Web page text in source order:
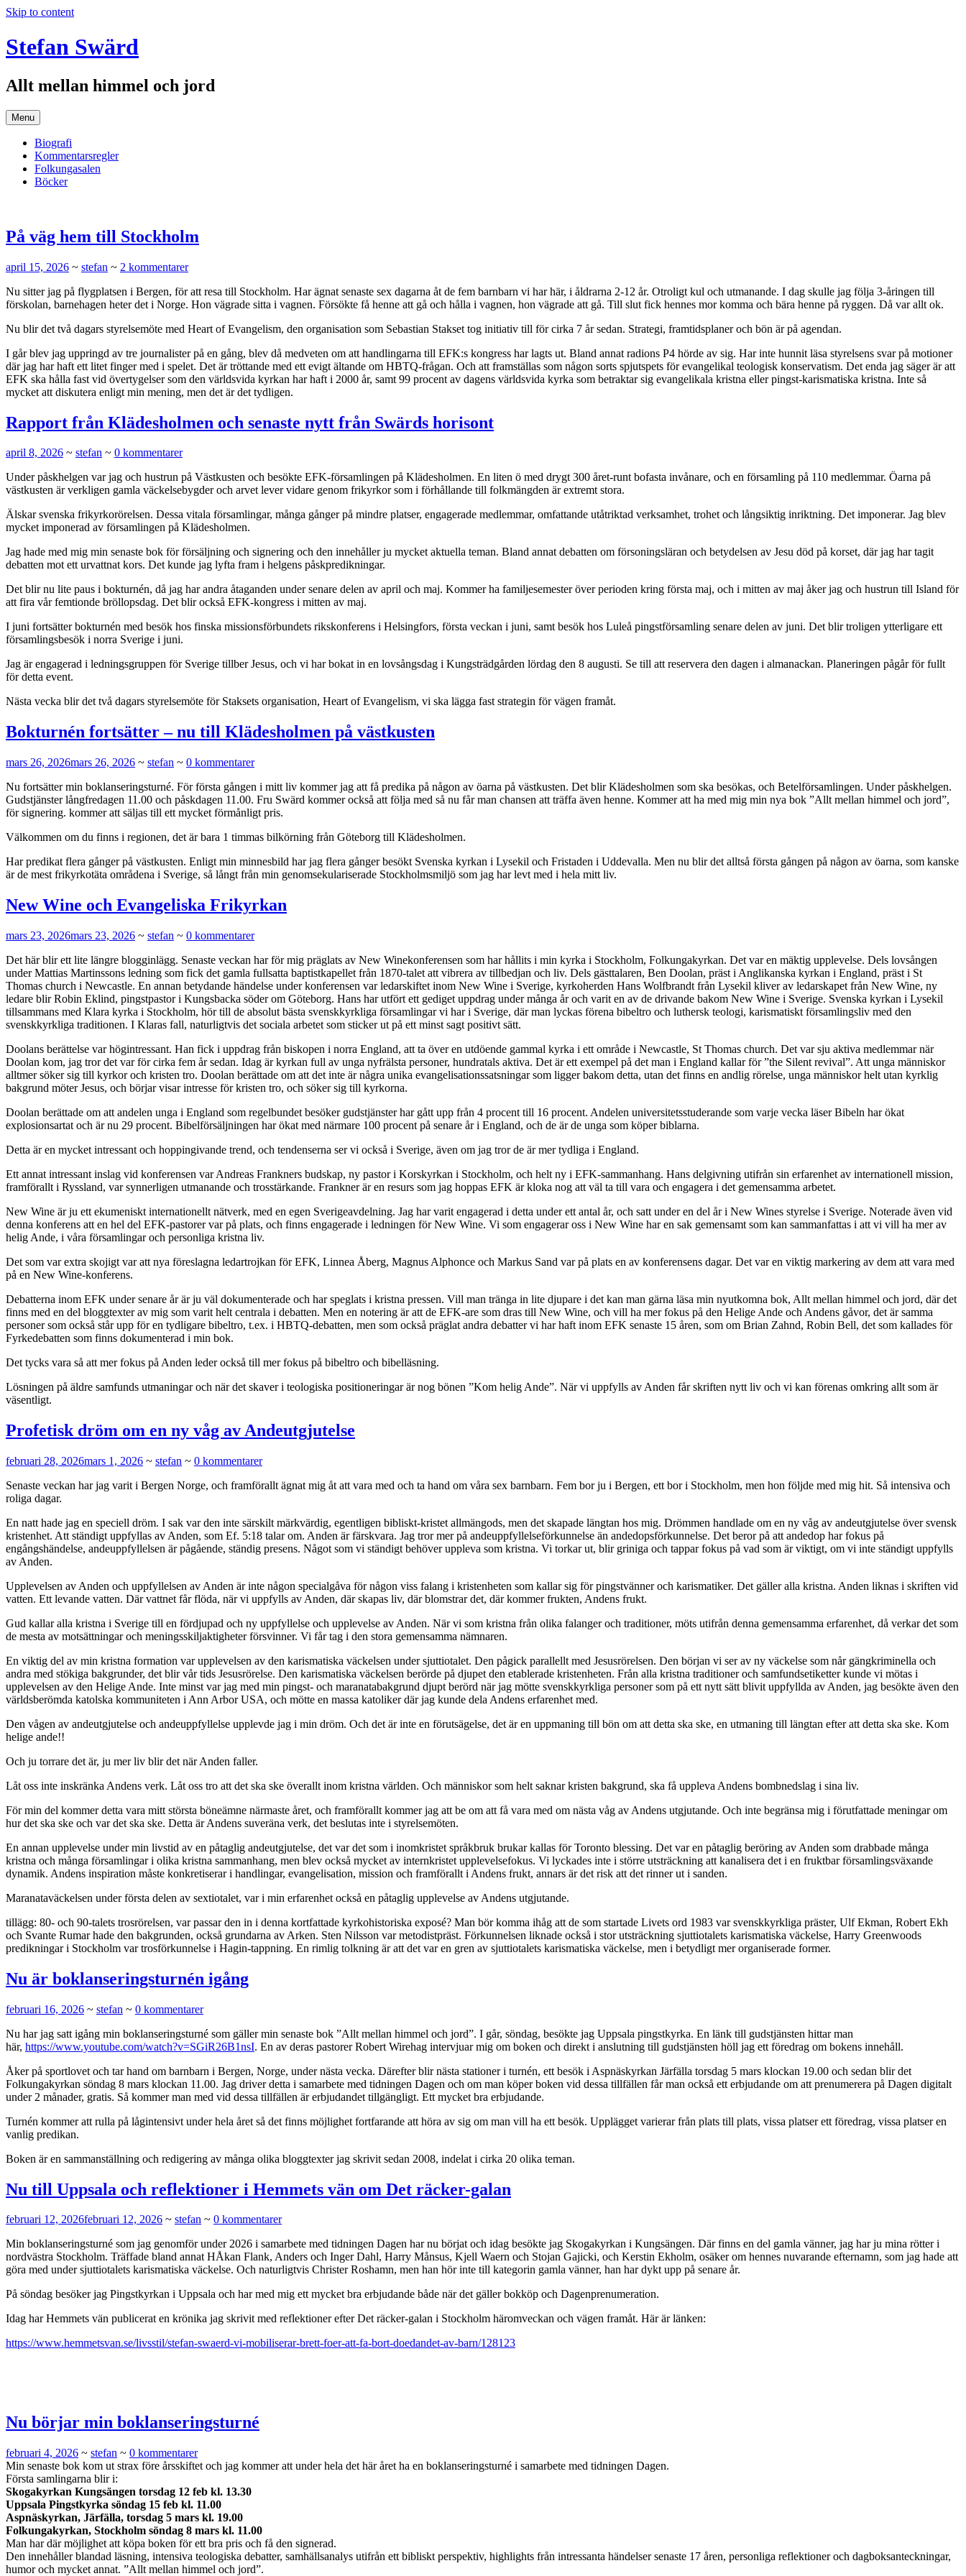
Skip to content
Stefan Swärd
Allt mellan himmel och jord
Menu
Biografi
Kommentarsregler
Folkungasalen
Böcker
På väg hem till Stockholm
april 15, 2026 ~ stefan ~ 2 kommentarer
Nu sitter jag på flygplatsen i Bergen, för att resa till Stockholm. Har ägnat senaste sex dagarna åt de fem barnbarn vi har här, i åldrarna 2-12 år. Otroligt kul och utmanande. I dag skulle jag följa 3-åringen till
förskolan, barnehagen heter det i Norge. Hon vägrade sitta i vagnen. Försökte få henne att gå och hålla i vagnen, hon vägrade att gå. Till slut fick hennes mor komma och bära henne på ryggen. Då var allt ok.
Nu blir det två dagars styrelsemöte med Heart of Evangelism, den organisation som Sebastian Stakset tog initiativ till för cirka 7 år sedan. Strategi, framtidsplaner och bön är på agendan.
I går blev jag uppringd av tre journalister på en gång, blev då medveten om att handlingarna till EFK:s kongress har lagts ut. Bland annat radions P4 hörde av sig. Har inte hunnit läsa styrelsens svar på motioner
där jag har haft ett litet finger med i spelet. Det är tröttande med ett evigt ältande om HBTQ-frågan. Och att framställas som någon sorts spjutspets för evangelikal teologisk konservatism. Det enda jag säger är att
EFK ska hålla fast vid övertygelser som den världsvida kyrkan har haft i 2000 år, samt 99 procent av dagens världsvida kyrka som betraktar sig evangelikala kristna eller pingst-karismatiska kristna. Inte så
mycket att diskutera enligt min mening, men det är det tydligen.
Rapport från Klädesholmen och senaste nytt från Swärds horisont
april 8, 2026 ~ stefan ~ 0 kommentarer
Under påskhelgen var jag och hustrun på Västkusten och besökte EFK-församlingen på Klädesholmen. En liten ö med drygt 300 året-runt bofasta invånare, och en församling på 110 medlemmar. Öarna på
västkusten är verkligen gamla väckelsebygder och arvet lever vidare genom frikyrkor som i förhållande till folkmängden är extremt stora.
Älskar svenska frikyrkorörelsen. Dessa vitala församlingar, många gånger på mindre platser, engagerade medlemmar, omfattande utåtriktad verksamhet, trohet och långsiktig inriktning. Det imponerar. Jag blev
mycket imponerad av församlingen på Klädesholmen.
Jag hade med mig min senaste bok för försäljning och signering och den innehåller ju mycket aktuella teman. Bland annat debatten om försoningsläran och betydelsen av Jesu död på korset, där jag har tagit
debatten mot ett urvattnat kors. Det kunde jag lyfta fram i helgens påskpredikningar.
Det blir nu lite paus i bokturnén, då jag har andra åtaganden under senare delen av april och maj. Kommer ha familjesemester över perioden kring första maj, och i mitten av maj åker jag och hustrun till Island för
att fira vår femtionde bröllopsdag. Det blir också EFK-kongress i mitten av maj.
I juni fortsätter bokturnén med besök hos finska missionsförbundets rikskonferens i Helsingfors, första veckan i juni, samt besök hos Luleå pingstförsamling senare delen av juni. Det blir troligen ytterligare ett
församlingsbesök i norra Sverige i juni.
Jag är engagerad i ledningsgruppen för Sverige tillber Jesus, och vi har bokat in en lovsångsdag i Kungsträdgården lördag den 8 augusti. Se till att reservera den dagen i almanackan. Planeringen pågår för fullt
för detta event.
Nästa vecka blir det två dagars styrelsemöte för Staksets organisation, Heart of Evangelism, vi ska lägga fast strategin för vägen framåt.
Bokturnén fortsätter – nu till Klädesholmen på västkusten
mars 26, 2026mars 26, 2026 ~ stefan ~ 0 kommentarer
Nu fortsätter min boklanseringsturné. För första gången i mitt liv kommer jag att få predika på någon av öarna på västkusten. Det blir Klädesholmen som ska besökas, och Betelförsamlingen. Under påskhelgen.
Gudstjänster långfredagen 11.00 och påskdagen 11.00. Fru Swärd kommer också att följa med så nu får man chansen att träffa även henne. Kommer att ha med mig min nya bok ”Allt mellan himmel och jord”,
för signering. kommer att säljas till ett mycket förmånligt pris.
Välkommen om du finns i regionen, det är bara 1 timmas bilkörning från Göteborg till Klädesholmen.
Har predikat flera gånger på västkusten. Enligt min minnesbild har jag flera gånger besökt Svenska kyrkan i Lysekil och Fristaden i Uddevalla. Men nu blir det alltså första gången på någon av öarna, som kanske
är de mest frikyrkotäta områdena i Sverige, så långt från min genomsekulariserade Stockholmsmiljö som jag har levt med i hela mitt liv.
New Wine och Evangeliska Frikyrkan
mars 23, 2026mars 23, 2026 ~ stefan ~ 0 kommentarer
Det här blir ett lite längre blogginlägg. Senaste veckan har för mig präglats av New Winekonferensen som har hållits i min kyrka i Stockholm, Folkungakyrkan. Det var en mäktig upplevelse. Dels lovsången
under Mattias Martinssons ledning som fick det gamla fullsatta baptistkapellet från 1870-talet att vibrera av tillbedjan och liv. Dels gästtalaren, Ben Doolan, präst i Anglikanska kyrkan i England, präst i St
Thomas church i Newcastle. En annan betydande händelse under konferensen var ledarskiftet inom New Wine i Sverige, kyrkoherden Hans Wolfbrandt från Lysekil kliver av ledarskapet från New Wine, ny
ledare blir Robin Eklind, pingstpastor i Kungsbacka söder om Göteborg. Hans har utfört ett gediget uppdrag under många år och varit en av de drivande bakom New Wine i Sverige. Svenska kyrkan i Lysekil
tillsammans med Klara kyrka i Stockholm, hör till de absolut bästa svenskkyrkliga församlingar vi har i Sverige, där man lyckas förena bibeltro och luthersk teologi, karismatiskt församlingsliv med den
svenskkyrkliga traditionen. I Klaras fall, naturligtvis det sociala arbetet som sticker ut på ett minst sagt positivt sätt.
Doolans berättelse var högintressant. Han fick i uppdrag från biskopen i norra England, att ta över en utdöende gammal kyrka i ett område i Newcastle, St Thomas church. Det var sju aktiva medlemmar när
Doolan kom, jag tror det var för cirka fem år sedan. Idag är kyrkan full av unga nyfrälsta personer, hundratals aktiva. Det är ett exempel på det man i England kallar för ”the Silent revival”. Att unga människor
alltmer söker sig till kyrkor och kristen tro. Doolan berättade om att det inte är några unika evangelisationssatsningar som ligger bakom detta, utan det finns en andlig rörelse, unga människor helt utan kyrklig
bakgrund möter Jesus, och börjar visar intresse för kristen tro, och söker sig till kyrkorna.
Doolan berättade om att andelen unga i England som regelbundet besöker gudstjänster har gått upp från 4 procent till 16 procent. Andelen universitetsstuderande som varje vecka läser Bibeln har ökat
explosionsartat och är nu 29 procent. Bibelförsäljningen har ökat med närmare 100 procent på senare år i England, och de är de unga som köper biblarna.
Detta är en mycket intressant och hoppingivande trend, och tendenserna ser vi också i Sverige, även om jag tror de är mer tydliga i England.
Ett annat intressant inslag vid konferensen var Andreas Frankners budskap, ny pastor i Korskyrkan i Stockholm, och helt ny i EFK-sammanhang. Hans delgivning utifrån sin erfarenhet av internationell mission,
framförallt i Ryssland, var synnerligen utmanande och trosstärkande. Frankner är en resurs som jag hoppas EFK är kloka nog att väl ta till vara och engagera i det gemensamma arbetet.
New Wine är ju ett ekumeniskt internationellt nätverk, med en egen Sverigeavdelning. Jag har varit engagerad i detta under ett antal år, och satt under en del år i New Wines styrelse i Sverige. Noterade även vid
denna konferens att en hel del EFK-pastorer var på plats, och finns engagerade i ledningen för New Wine. Vi som engagerar oss i New Wine har en sak gemensamt som kan sammanfattas i att vi vill ha mer av
helig Ande, i våra församlingar och personliga kristna liv.
Det som var extra skojigt var att nya föreslagna ledartrojkan för EFK, Linnea Åberg, Magnus Alphonce och Markus Sand var på plats en av konferensens dagar. Det var en viktig markering av dem att vara med
på en New Wine-konferens.
Debatterna inom EFK under senare år är ju väl dokumenterade och har speglats i kristna pressen. Vill man tränga in lite djupare i det kan man gärna läsa min nyutkomna bok, Allt mellan himmel och jord, där det
finns med en del bloggtexter av mig som varit helt centrala i debatten. Men en notering är att de EFK-are som dras till New Wine, och vill ha mer fokus på den Helige Ande och Andens gåvor, det är samma
personer som också står upp för en tydligare bibeltro, t.ex. i HBTQ-debatten, men som också präglat andra debatter vi har haft inom EFK senaste 15 åren, som om Brian Zahnd, Robin Bell, det som kallades för
Fyrkedebatten som finns dokumenterad i min bok.
Det tycks vara så att mer fokus på Anden leder också till mer fokus på bibeltro och bibelläsning.
Lösningen på äldre samfunds utmaningar och när det skaver i teologiska positioneringar är nog bönen ”Kom helig Ande”. När vi uppfylls av Anden får skriften nytt liv och vi kan förenas omkring allt som är
väsentligt.
Profetisk dröm om en ny våg av Andeutgjutelse
februari 28, 2026mars 1, 2026 ~ stefan ~ 0 kommentarer
Senaste veckan har jag varit i Bergen Norge, och framförallt ägnat mig åt att vara med och ta hand om våra sex barnbarn. Fem bor ju i Bergen, ett bor i Stockholm, men hon följde med mig hit. Så intensiva och
roliga dagar.
En natt hade jag en speciell dröm. I sak var den inte särskilt märkvärdig, egentligen bibliskt-kristet allmängods, men det skapade längtan hos mig. Drömmen handlade om en ny våg av andeutgjutelse över svensk
kristenhet. Att ständigt uppfyllas av Anden, som Ef. 5:18 talar om. Anden är färskvara. Jag tror mer på andeuppfyllelseförkunnelse än andedopsförkunnelse. Det beror på att andedop har fokus på
engångshändelse, andeuppfyllelsen är pågående, ständig presens. Något som vi ständigt behöver uppleva som kristna. Vi torkar ut, blir griniga och tappar fokus på vad som är viktigt, om vi inte ständigt uppfylls
av Anden.
Upplevelsen av Anden och uppfyllelsen av Anden är inte någon specialgåva för någon viss falang i kristenheten som kallar sig för pingstvänner och karismatiker. Det gäller alla kristna. Anden liknas i skriften vid
vatten. Ett levande vatten. Där vattnet får flöda, när vi uppfylls av Anden, där skapas liv, där blomstrar det, där kommer frukten, Andens frukt.
Gud kallar alla kristna i Sverige till en fördjupad och ny uppfyllelse och upplevelse av Anden. När vi som kristna från olika falanger och traditioner, möts utifrån denna gemensamma erfarenhet, då verkar det som
de mesta av motsättningar och meningsskiljaktigheter försvinner. Vi får tag i den stora gemensamma nämnaren.
En viktig del av min kristna formation var upplevelsen av den karismatiska väckelsen under sjuttiotalet. Den pågick parallellt med Jesusrörelsen. Den början vi ser av ny väckelse som når gängkriminella och
andra med stökiga bakgrunder, det blir vår tids Jesusrörelse. Den karismatiska väckelsen berörde på djupet den etablerade kristenheten. Från alla kristna traditioner och samfundsetiketter kunde vi mötas i
upplevelsen av den Helige Ande. Inte minst var jag med min pingst- och maranatabakgrund djupt berörd när jag mötte svenskkyrkliga personer som på ett nytt sätt blivit uppfyllda av Anden, jag besökte även den
världsberömda katolska kommuniteten i Ann Arbor USA, och mötte en massa katoliker där jag kunde dela Andens erfarenhet med.
Den vågen av andeutgjutelse och andeuppfyllelse upplevde jag i min dröm. Och det är inte en förutsägelse, det är en uppmaning till bön om att detta ska ske, en utmaning till längtan efter att detta ska ske. Kom
helige ande!!
Och ju torrare det är, ju mer liv blir det när Anden faller.
Låt oss inte inskränka Andens verk. Låt oss tro att det ska ske överallt inom kristna världen. Och människor som helt saknar kristen bakgrund, ska få uppleva Andens bombnedslag i sina liv.
För min del kommer detta vara mitt största böneämne närmaste året, och framförallt kommer jag att be om att få vara med om nästa våg av Andens utgjutande. Och inte begränsa mig i förutfattade meningar om
hur det ska ske och var det ska ske. Detta är Andens suveräna verk, det beslutas inte i styrelsemöten.
En annan upplevelse under min livstid av en påtaglig andeutgjutelse, det var det som i inomkristet språkbruk brukar kallas för Toronto blessing. Det var en påtaglig beröring av Anden som drabbade många
kristna och många församlingar i olika kristna sammanhang, men blev också mycket av internkristet upplevelsefokus. Vi lyckades inte i större utsträckning att kanalisera det i en fruktbar församlingsväxande
dynamik. Andens inspiration måste konkretiserar i handlingar, evangelisation, mission och framförallt i Andens frukt, annars är det risk att det rinner ut i sanden.
Maranataväckelsen under första delen av sextiotalet, var i min erfarenhet också en påtaglig upplevelse av Andens utgjutande.
tillägg: 80- och 90-talets trosrörelsen, var passar den in i denna kortfattade kyrkohistoriska exposé? Man bör komma ihåg att de som startade Livets ord 1983 var svenskkyrkliga präster, Ulf Ekman, Robert Ekh
och Svante Rumar hade den bakgrunden, också grundarna av Arken. Sten Nilsson var metodistpräst. Förkunnelsen liknade också i stor utsträckning sjuttiotalets karismatiska väckelse, Harry Greenwoods
predikningar i Stockholm var trosförkunnelse i Hagin-tappning. En rimlig tolkning är att det var en gren av sjuttiotalets karismatiska väckelse, men i betydligt mer organiserade former.
Nu är boklanseringsturnén igång
februari 16, 2026 ~ stefan ~ 0 kommentarer
Nu har jag satt igång min boklanseringsturné som gäller min senaste bok ”Allt mellan himmel och jord”. I går, söndag, besökte jag Uppsala pingstkyrka. En länk till gudstjänsten hittar man
här, https://www.youtube.com/watch?v=SGiR26B1nsI. En av deras pastorer Robert Wirehag intervjuar mig om boken och direkt i anslutning till gudstjänsten höll jag ett föredrag om bokens innehåll.
Åker på sportlovet och tar hand om barnbarn i Bergen, Norge, under nästa vecka. Därefter blir nästa stationer i turnén, ett besök i Aspnäskyrkan Järfälla torsdag 5 mars klockan 19.00 och sedan blir det
Folkungakyrkan söndag 8 mars klockan 11.00. Jag driver detta i samarbete med tidningen Dagen och om man köper boken vid dessa tillfällen får man också ett erbjudande om att prenumerera på Dagen digitalt
under 2 månader, gratis. Så kommer man med vid dessa tillfällen är erbjudandet tillgängligt. Ett mycket bra erbjudande.
Turnén kommer att rulla på lågintensivt under hela året så det finns möjlighet fortfarande att höra av sig om man vill ha ett besök. Upplägget varierar från plats till plats, vissa platser ett föredrag, vissa platser en
vanlig predikan.
Boken är en sammanställning och redigering av många olika bloggtexter jag skrivit sedan 2008, indelat i cirka 20 olika teman.
Nu till Uppsala och reflektioner i Hemmets vän om Det räcker-galan
februari 12, 2026februari 12, 2026 ~ stefan ~ 0 kommentarer
Min boklanseringsturné som jag genomför under 2026 i samarbete med tidningen Dagen har nu börjat och idag besökte jag Skogakyrkan i Kungsängen. Där finns en del gamla vänner, jag har ju mina rötter i
nordvästra Stockholm. Träffade bland annat HÅkan Flank, Anders och Inger Dahl, Harry Månsus, Kjell Waern och Stojan Gajicki, och Kerstin Ekholm, osäker om hennes nuvarande efternamn, som jag hade att
göra med under sjuttiotalets karismatiska väckelse. Och naturligtvis Christer Roshamn, men han hör inte till kategorin gamla vänner, han har dykt upp på senare år.
På söndag besöker jag Pingstkyrkan i Uppsala och har med mig ett mycket bra erbjudande både när det gäller bokköp och Dagenprenumeration.
Idag har Hemmets vän publicerat en krönika jag skrivit med reflektioner efter Det räcker-galan i Stockholm häromveckan och vägen framåt. Här är länken:
https://www.hemmetsvan.se/livsstil/stefan-swaerd-vi-mobiliserar-brett-foer-att-fa-bort-doedandet-av-barn/128123
Nu börjar min boklanseringsturné
februari 4, 2026 ~ stefan ~ 0 kommentarer
Min senaste bok kom ut strax före årsskiftet och jag kommer att under hela det här året ha en boklanseringsturné i samarbete med tidningen Dagen.
Första samlingarna blir i:
Skogakyrkan Kungsängen torsdag 12 feb kl. 13.30
Uppsala Pingstkyrka söndag 15 feb kl. 11.00
Aspnäskyrkan, Järfälla, torsdag 5 mars kl. 19.00
Folkungakyrkan, Stockholm söndag 8 mars kl. 11.00
Man har där möjlighet att köpa boken för ett bra pris och få den signerad.
Den innehåller blandad läsning, intensiva teologiska debatter, samhällsanalys utifrån ett bibliskt perspektiv, highlights från intressanta händelser senaste 17 åren, personliga reflektioner och dagboksanteckningar,
humor och mycket annat. ”Allt mellan himmel och jord”.